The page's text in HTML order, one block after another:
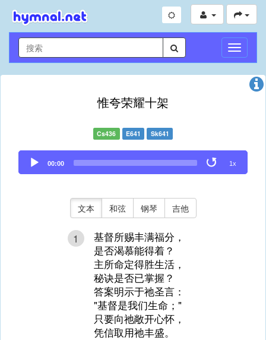
切
换
导
惟夸荣耀十架
Cs436 E641 Sk641
Audio
Player
00:00 1x
文本 和弦 钢琴 吉他
1
基督所赐丰满福分，
是否渴慕能得着？
主所命定得胜生活，
秘诀是否已掌握？
答案明示于祂圣言：
"基督是我们生命；"
只要向祂敞开心怀，
凭信取用祂丰盛。